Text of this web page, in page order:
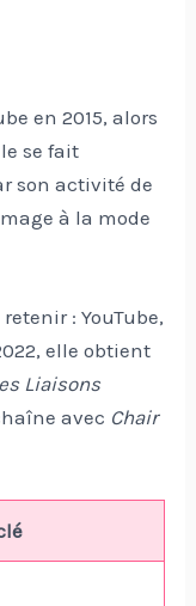
en 2015, alors
se fait
son activité de
à la mode
: YouTube,
elle obtient
Liaisons
avec Chair